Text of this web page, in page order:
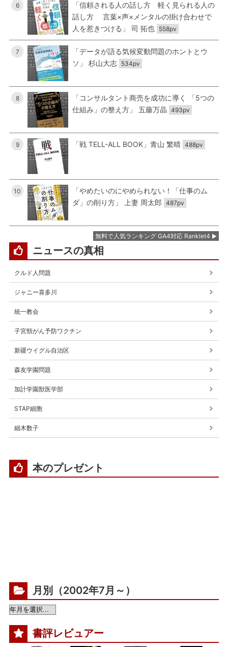
6
「信頼される人の話し方 軽く見られる人の
話し方 言葉×声×メンタルの掛け合わせで
人を惹きつける」 司 拓也 558pv
7
「データが語る気候変動問題のホントとウ
ソ」 杉山大志 534pv
8
「コンサルタント商売を成功に導く 「5つの
仕組み」の整え方」 五藤万晶 493pv
9 「戦 TELL-ALL BOOK」青山 繁晴 488pv
10
「やめたいのにやめられない！「仕事のム
ダ」の削り方」 上妻 周太郎 487pv
無料で人気ランキング GA4対応 Ranklet4
ニュースの真相
クルド人問題
ジャニー喜多川
統一教会
子宮頸がん予防ワクチン
新疆ウイグル自治区
森友学園問題
加計学園獣医学部
STAP細胞
細木数子
本のプレゼント
月別（2002年7月～）
書評レビュアー